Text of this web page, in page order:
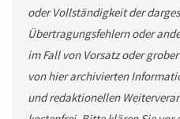
oder Vollständigkeit der
Übertragungsfehlern oder
im Fall von Vorsatz oder
von hier archivierten
und redaktionellen